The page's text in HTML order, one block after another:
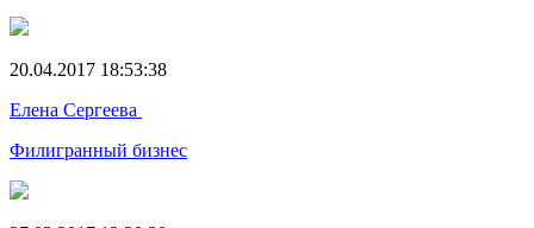
20.04.2017 18:53:38
Елена Сергеева
Филигранный бизнес